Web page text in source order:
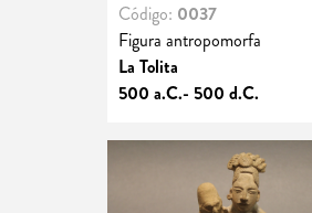
Código: 0037
Figura antropomorfa
La Tolita
500 a.C.- 500 d.C.